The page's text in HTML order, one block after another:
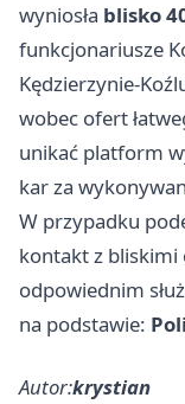
wyniosła blisko
funkcjonariusze
Kędzierzynie-
wobec ofert
unikać platform
kar za
W przypadku
kontakt z bliskimi
odpowiednim
na podstawie:
Autor:krystian